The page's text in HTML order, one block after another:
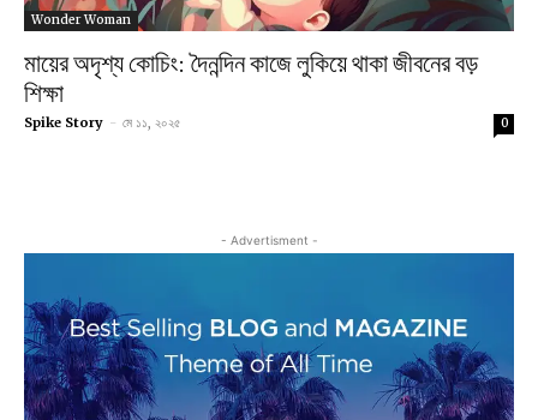
Wonder Woman
মায়ের অদৃশ্য কোচিং: দৈনন্দিন কাজে লুকিয়ে থাকা জীবনের বড়
শিক্ষা
Spike Story - মে ১১, ২০২৫ 0
- Advertisment -